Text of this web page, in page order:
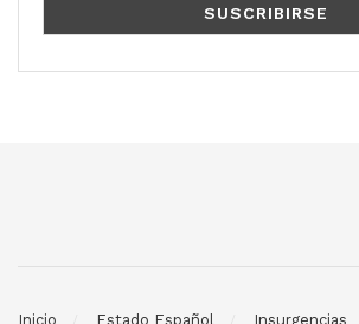
Inicio Estado Español Insurgencias